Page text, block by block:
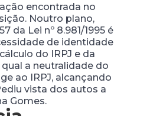
encontrada no
Noutro plano,
da Lei nº 8.981/1995 é
de identidade
do IRPJ e da
a neutralidade do
ao IRPJ, alcançando
vista dos autos a
Gomes.